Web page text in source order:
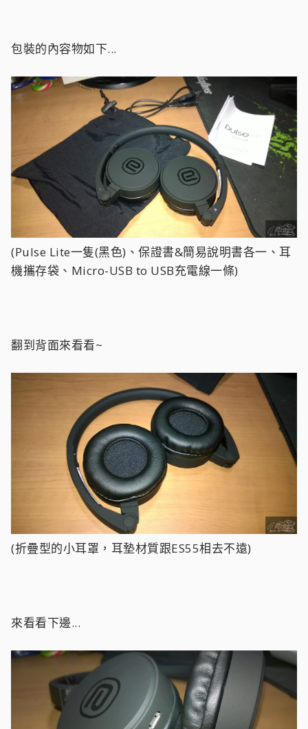
包裝的內容物如下...
(Pulse Lite一隻(黑色)、保證書&簡易說明書各一、耳
機攜存袋、Micro-USB to USB充電線一條)
翻到背面來看看~
(折疊型的小耳罩，耳墊材質跟ES55相去不遠)
來看看下邊...